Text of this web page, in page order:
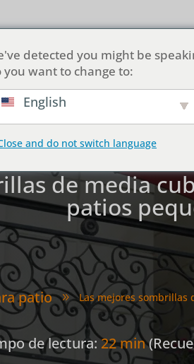
de media
patios
patio 9 Las mejores sombrillas
de lectura:22 min
detected you might be
you want to change to:
English
and do not switch language